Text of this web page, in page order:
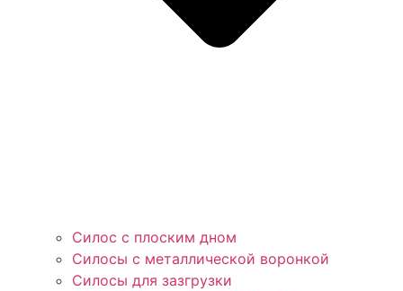
Силос с плоским дном
Силосы с металлической воронкой
Силосы для зазгрузки